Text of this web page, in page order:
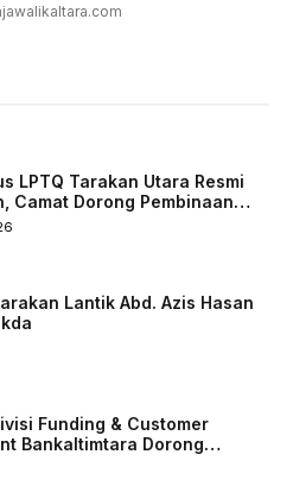
LPTQ Tarakan Utara Resmi
Camat Dorong Pembinaan
Lantik Abd. Azis Hasan
Funding & Customer
Bankaltimtara Dorong
Digitalisasi Keuangan di Kota